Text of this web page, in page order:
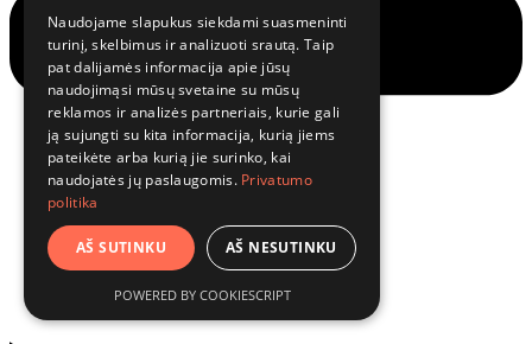
Naudojame slapukus siekdami suasmeninti
turinį, skelbimus ir analizuoti srautą. Taip
pat dalijamės informacija apie jūsų
naudojimąsi mūsų svetaine su mūsų
reklamos ir analizės partneriais, kurie gali
ją sujungti su kita informacija, kurią jiems
pateikėte arba kurią jie surinko, kai
naudojatės jų paslaugomis. Privatumo
politika
AŠ SUTINKU AŠ NESUTINKU
POWERED BY COOKIESCRIPT